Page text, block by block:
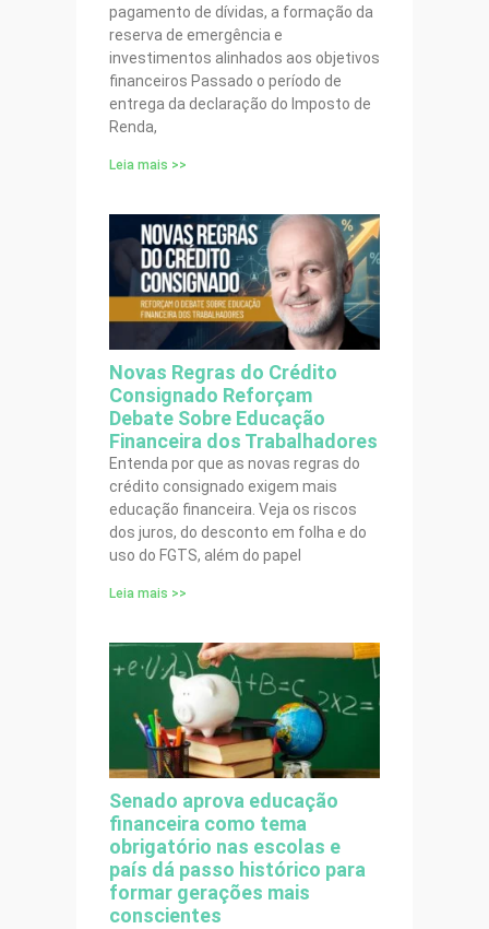
pagamento de dívidas, a formação da
reserva de emergência e
investimentos alinhados aos objetivos
financeiros Passado o período de
entrega da declaração do Imposto de
Renda,
Leia mais >>
Novas Regras do Crédito
Consignado Reforçam
Debate Sobre Educação
Financeira dos Trabalhadores
Entenda por que as novas regras do
crédito consignado exigem mais
educação financeira. Veja os riscos
dos juros, do desconto em folha e do
uso do FGTS, além do papel
Leia mais >>
Senado aprova educação
financeira como tema
obrigatório nas escolas e
país dá passo histórico para
formar gerações mais
conscientes